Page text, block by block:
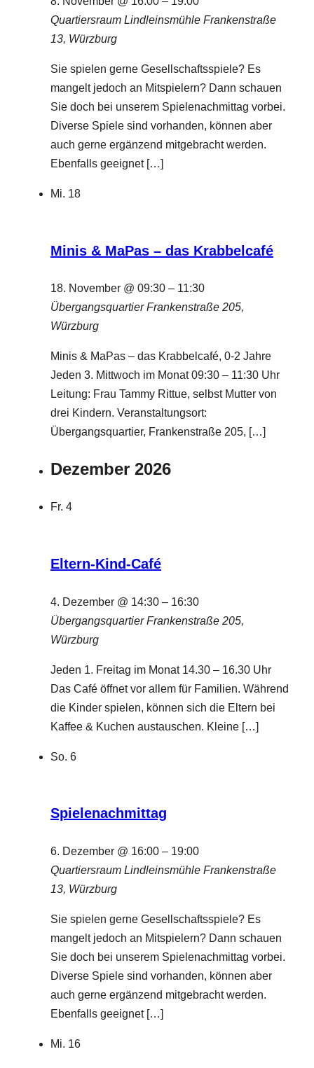
Quartiersraum Lindleinsmühle Frankenstraße
13, Würzburg
Sie spielen gerne Gesellschaftsspiele? Es
mangelt jedoch an Mitspielern? Dann schauen
Sie doch bei unserem Spielenachmittag vorbei.
Diverse Spiele sind vorhanden, können aber
auch gerne ergänzend mitgebracht werden.
Ebenfalls geeignet […]
Mi. 18
Minis & MaPas – das Krabbelcafé
18. November @ 09:30 – 11:30
ÜbergangsquartierFrankenstraße 205,
Würzburg
Minis & MaPas – das Krabbelcafé, 0-2 Jahre
Jeden 3. Mittwoch im Monat 09:30 – 11:30 Uhr
Leitung: Frau Tammy Rittue, selbst Mutter von
drei Kindern. Veranstaltungsort:
Übergangsquartier, Frankenstraße 205, […]
Dezember 2026
Fr. 4
Eltern-Kind-Café
4. Dezember @ 14:30 – 16:30
ÜbergangsquartierFrankenstraße 205,
Würzburg
Jeden 1. Freitag im Monat 14.30 – 16.30 Uhr
Das Café öffnet vor allem für Familien. Während
die Kinder spielen, können sich die Eltern bei
Kaffee & Kuchen austauschen. Kleine […]
So. 6
Spielenachmittag
6. Dezember @ 16:00 – 19:00
Quartiersraum Lindleinsmühle Frankenstraße
13, Würzburg
Sie spielen gerne Gesellschaftsspiele? Es
mangelt jedoch an Mitspielern? Dann schauen
Sie doch bei unserem Spielenachmittag vorbei.
Diverse Spiele sind vorhanden, können aber
auch gerne ergänzend mitgebracht werden.
Ebenfalls geeignet […]
Mi. 16